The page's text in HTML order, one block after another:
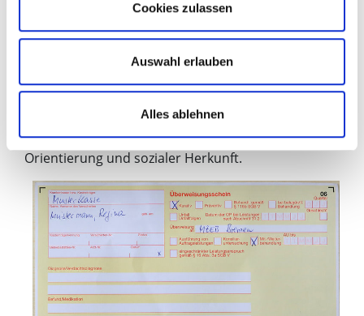
Cookies zulassen
Auswahl erlauben
Alles ablehnen
Verhaltensstörungen
von Stoffwechselstörungen.
Religionen, ethnischer Zugehörigkeiten, Sprache,
Geschlechtszugehörigkeit, Nationalität, sexueller
Orientierung und sozialer Herkunft.